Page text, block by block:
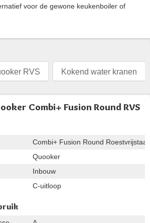
voor de gewone keukenboiler of
RVS Kokend water kranen
Combi+ Fusion Round RVS
Combi+ Fusion Round Roestvrijstaal
Quooker
Inbouw
C-uitloop